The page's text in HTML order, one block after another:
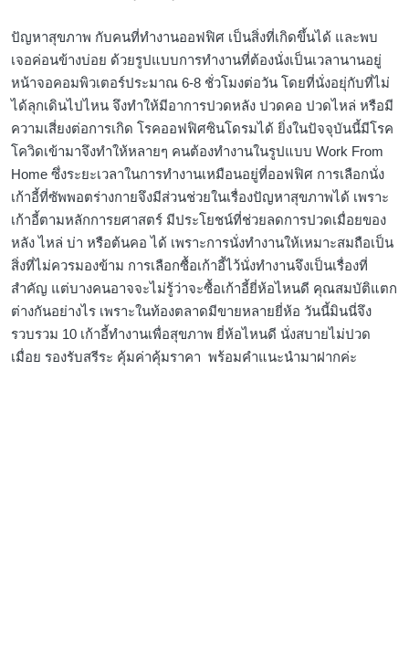
ปัญหาสุขภาพ กับคนที่ทำงานออฟฟิศ เป็นสิ่งที่เกิดขึ้นได้ และพบ
เจอค่อนข้างบ่อย ด้วยรูปแบบการทำงานที่ต้องนั่งเป็นเวลานานอยู่
หน้าจอคอมพิวเตอร์ประมาณ 6-8 ชั่วโมงต่อวัน โดยที่นั่งอยุ่กับที่ไม่
ได้ลุกเดินไปไหน จึงทำให้มีอาการปวดหลัง ปวดคอ ปวดไหล่ หรือมี
ความเสี่ยงต่อการเกิด โรคออฟฟิศซินโดรมได้ ยิ่งในปัจจุบันนี้มีโรค
โควิดเข้ามาจึงทำให้หลายๆ คนต้องทำงานในรูปแบบ Work From
Home ซึ่งระยะเวลาในการทำงานเหมือนอยู่ที่ออฟฟิศ การเลือกนั่ง
เก้าอี้ที่ซัพพอตร่างกายจึงมีส่วนช่วยในเรื่องปัญหาสุขภาพได้ เพราะ
เก้าอี้ตามหลักการยศาสตร์ มีประโยชน์ที่ช่วยลดการปวดเมื่อยของ
หลัง ไหล่ บ่า หรือต้นคอ ได้ เพราะการนั่งทำงานให้เหมาะสมถือเป็น
สิ่งที่ไม่ควรมองข้าม การเลือกซื้อเก้าอี้ไว้นั่งทำงานจึงเป็นเรื่องที่
สำคัญ แต่บางคนอาจจะไม่รู้ว่าจะซื้อเก้าอี้ยี่ห้อไหนดี คุณสมบัติแตก
ต่างกันอย่างไร เพราะในท้องตลาดมีขายหลายยี่ห้อ วันนี้มินนี่จึง
รวบรวม 10 เก้าอี้ทำงานเพื่อสุขภาพ ยี่ห้อไหนดี นั่งสบายไม่ปวด
เมื่อย รองรับสรีระ คุ้มค่าคุ้มราคา พร้อมคำแนะนำมาฝากค่ะ